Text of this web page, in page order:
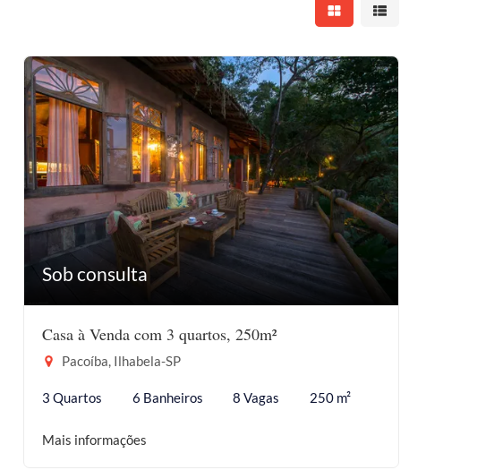
Mostrar resultados em
Mostrar
Sob consulta
Casa à Venda com 3 quartos, 250m²
Pacoíba, Ilhabela-SP
3 Quartos 6 Banheiros 8 Vagas 250 m²
Mais informações